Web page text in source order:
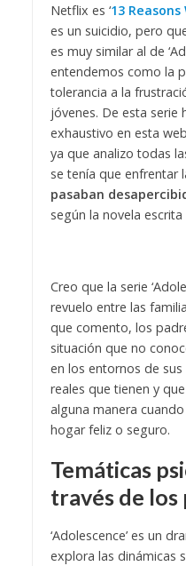
Netflix es ‘13 Reasons
es un suicidio, pero
es muy similar al de
entendemos como la
tolerancia a la
jóvenes. De esta serie
exhaustivo en esta
ya que analizo todas
se tenía que enfrentar
pasaban
según la novela
Creo que la serie
revuelo entre las
que comento, los
situación que no
en los entornos de
reales que tienen y
alguna manera
hogar feliz o seguro.
Temáticas
través de los
‘Adolescence’ es un
explora las dinámicas